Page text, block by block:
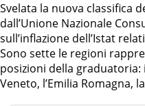
Svelata la nuova classifica
dall’Unione Nazionale
sull’inflazione dell’Istat
Sono sette le regioni
posizioni della graduatoria:
Veneto, l’Emilia Romagna,